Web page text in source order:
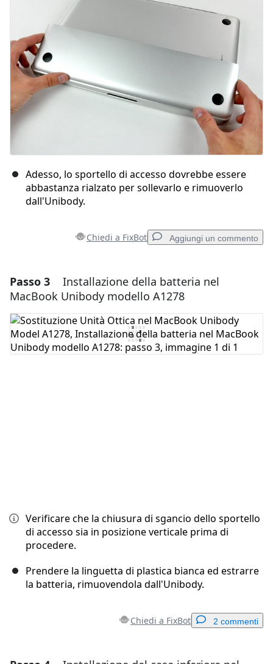
Pubblica commento
Adesso, lo sportello di accesso dovrebbe essere
abbastanza rialzato per sollevarlo e rimuoverlo
dall'Unibody.
Chiedi a FixBot Aggiungi un commento
Aggiungi un commento
Aggiungi Commento
Passo 3
Installazione della batteria nel
MacBook Unibody modello A1278
Verificare che la chiusura di sgancio dello sportello
di accesso sia in posizione verticale prima di
procedere.
Prendere la linguetta di plastica bianca ed estrarre
la batteria, rimuovendola dall'Unibody.
Chiedi a FixBot 2 commenti